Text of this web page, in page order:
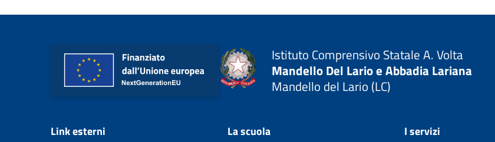
Istituto Comprensivo Statale A. Volta
Mandello Del Lario e Abbadia Lariana
Mandello del Lario (LC)
Link esterni La scuola I servizi